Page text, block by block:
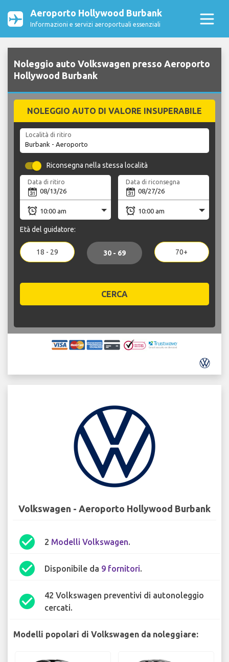
Aeroporto Hollywood Burbank
Informazioni e servizi aeroportuali essenziali
Noleggio auto Volkswagen presso Aeroporto
Hollywood Burbank
NOLEGGIO AUTO DI VALORE INSUPERABILE
Località di ritiro
Riconsegna nella stessa località
Data di ritiro Data di riconsegna
Età del guidatore:
18 - 29 30 - 69 70+
CERCA
Volkswagen - Aeroporto Hollywood Burbank
check_circle 2 Modelli Volkswagen.
check_circle Disponibile da 9 fornitori.
check_circle
42 Volkswagen preventivi di autonoleggio
cercati.
Modelli popolari di Volkswagen da noleggiare: